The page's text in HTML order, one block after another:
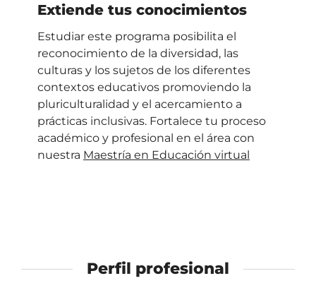
Extiende tus conocimientos
Estudiar este programa posibilita el
reconocimiento de la diversidad, las
culturas y los sujetos de los diferentes
contextos educativos promoviendo la
pluriculturalidad y el acercamiento a
prácticas inclusivas. Fortalece tu proceso
académico y profesional en el área con
nuestra Maestría en Educación virtual
Perfil profesional